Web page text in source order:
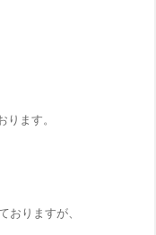
ます。
りますが、